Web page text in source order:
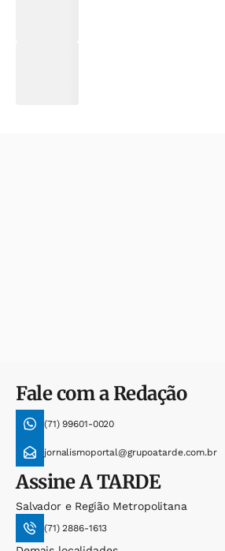
Fale com a Redação
(71) 99601-0020
jornalismoportal@grupoatarde.com.br
AssineA TARDE
Salvador e Região Metropolitana
(71) 2886-1613